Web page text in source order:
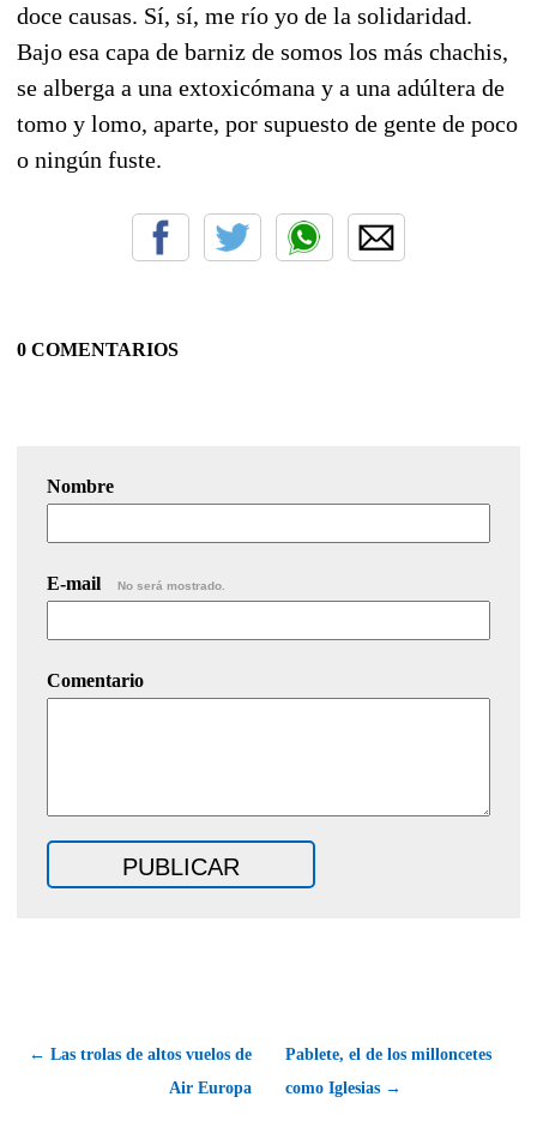
doce causas. Sí, sí, me río yo de la solidaridad.
Bajo esa capa de barniz de somos los más chachis,
se alberga a una extoxicómana y a una adúltera de
tomo y lomo, aparte, por supuesto de gente de poco
o ningún fuste.
0 COMENTARIOS
Nombre
E-mail No será mostrado.
Comentario
← Las trolas de altos vuelos de
Air Europa
Pablete, el de los milloncetes
como Iglesias →